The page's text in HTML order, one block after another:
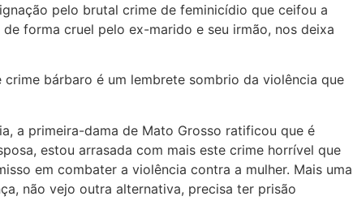
pelo brutal crime de feminicídio que ceifou a
forma cruel pelo ex-marido e seu irmão, nos deixa
bárbaro é um lembrete sombrio da violência que
a primeira-dama de Mato Grosso ratificou que é
estou arrasada com mais este crime horrível que
em combater a violência contra a mulher. Mais uma
não vejo outra alternativa, precisa ter prisão